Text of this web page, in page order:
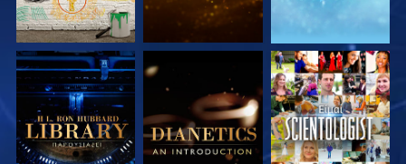
ΕΞΕΡΕΥΝΗΣΤΕ ΤΗ
ΣΕΙΡΑ
ΕΞΕΡΕΥΝΗΣΤΕ ΤΗ
ΣΕΙΡΑ
ΠΑΡΑΚΟΛΟΥΘΗΣΤΕ